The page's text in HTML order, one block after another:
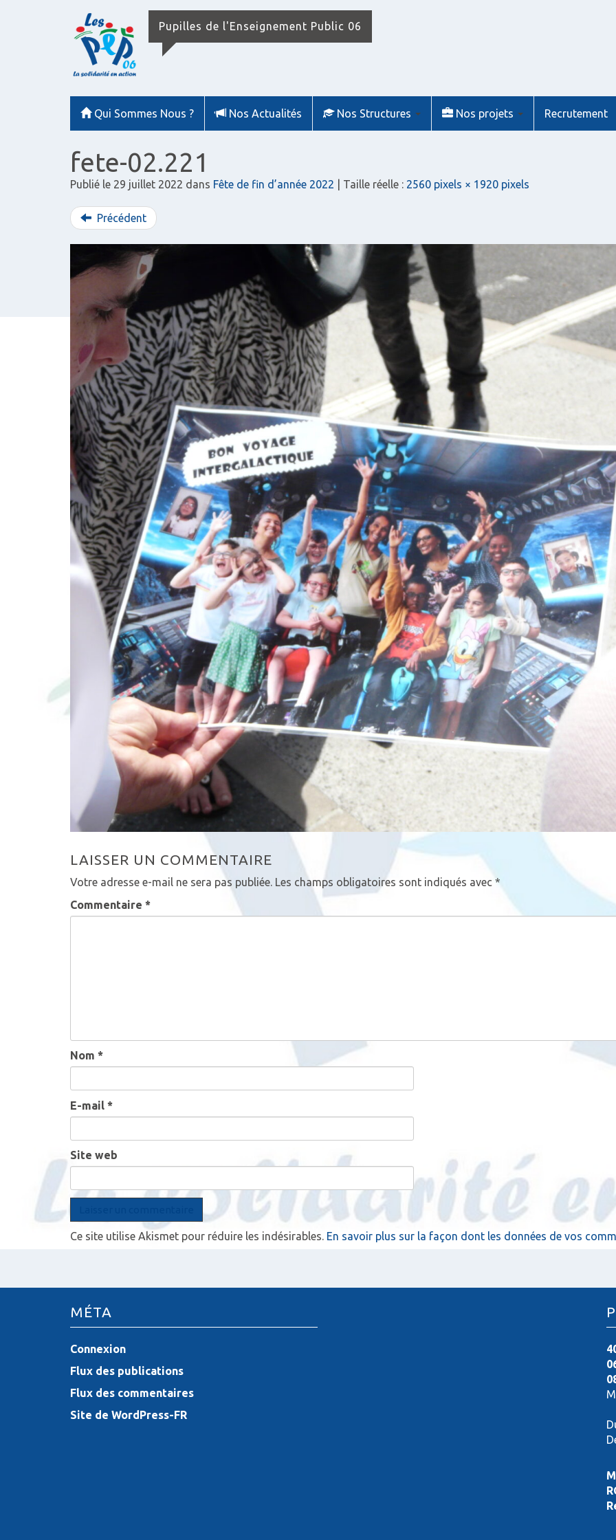
Pupilles de l'Enseignement Public 06
Qui Sommes Nous ? Nos Actualités Nos Structures Nos projets Recrutement
fete-02.221
Publié le 29 juillet 2022 dans Fête de fin d’année 2022 | Taille réelle : 2560 pixels × 1920 pixels
Précédent
LAISSER UN COMMENTAIRE
Votre adresse e-mail ne sera pas publiée. Les champs obligatoires sont indiqués avec *
Commentaire *
Nom *
E-mail *
Site web
Ce site utilise Akismet pour réduire les indésirables. En savoir plus sur la façon dont les données de vos
MÉTA
Connexion
Flux des publications
Flux des commentaires
Site de WordPress-FR